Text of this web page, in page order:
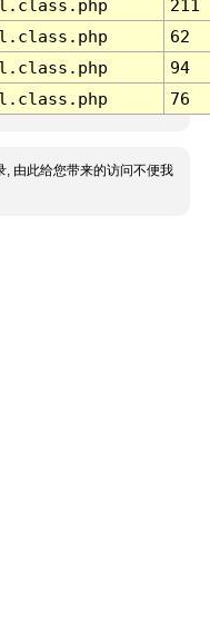
211
62
94
76
, 由此给您带来的访问不便我